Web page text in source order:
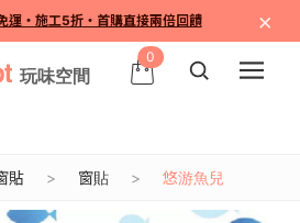
運・施工5折・首購直接兩倍回饋 ×
0
貼 窗貼 悠游魚兒